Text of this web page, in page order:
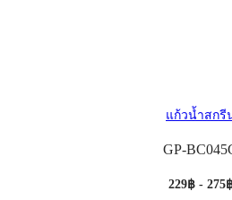
แก้วน้ำสกรี
GP-
229฿ - 275